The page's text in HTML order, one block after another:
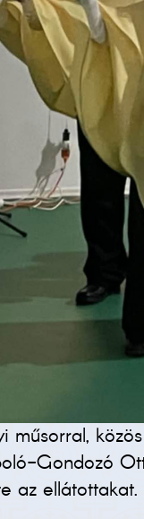
műsorral,
Gondozó
az ellátottakat.